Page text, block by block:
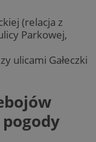
(relacja z
Parkowej,
ulicami Gałeczki